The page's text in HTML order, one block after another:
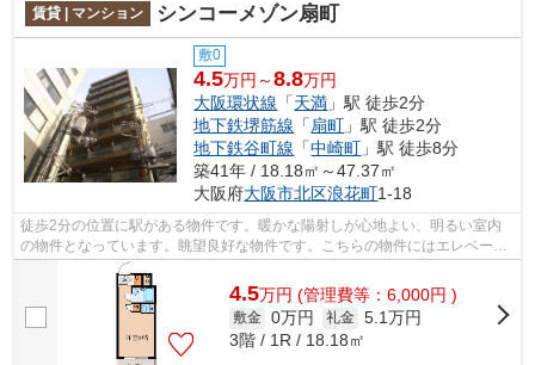
賃貸 | マンション シンコーメゾン扇町
敷0
4.5万円～8.8万円
大阪環状線 「天満 」駅 徒歩2分
地下鉄堺筋線 「 扇町 」駅 徒歩2分
地下鉄谷町線 「中崎町 」駅 徒歩8分
築41年 / 18.18㎡～47.37㎡
大阪府大阪市北区浪花町1-18
徒歩2分の位置に駅がある物件です。暖かな陽射しが心地よい、明るい室内
の物件となっています。眺望良好な物件です。こちらの物件にはエレベータ
ーが付いています。あなたの希望に合う...
4.5万円 (管理費等：6,000円 )
敷金 0万円 礼金 5.1万円
3階 / 1R / 18.18㎡